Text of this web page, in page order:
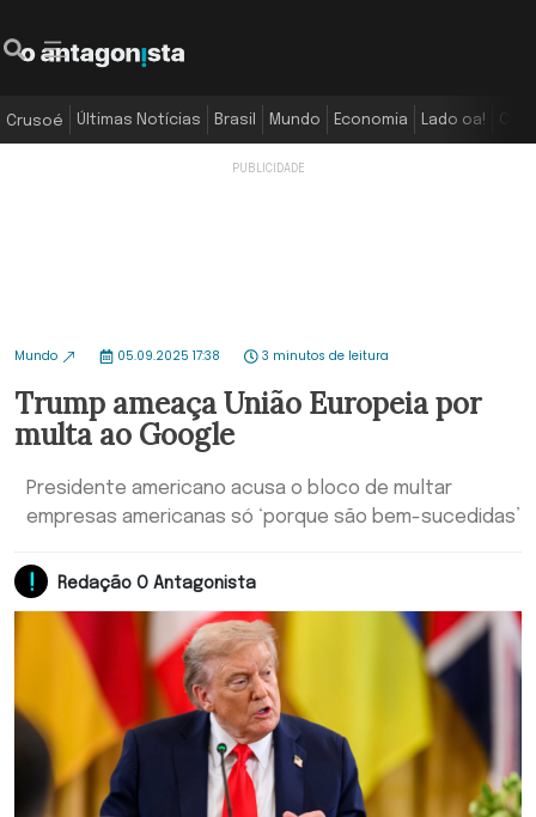
Crusoé Últimas Notícias Brasil Mundo Economia Lado oa!
Mundo 05.09.2025 17:38 3 minutos de leitura
Trump ameaça União Europeia por
multa ao Google
Presidente americano acusa o bloco de multar
empresas americanas só ‘porque são bem-sucedidas’
Redação O Antagonista